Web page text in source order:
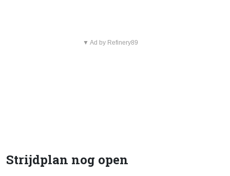
▼ Ad by Refinery89
Strijdplan nog open